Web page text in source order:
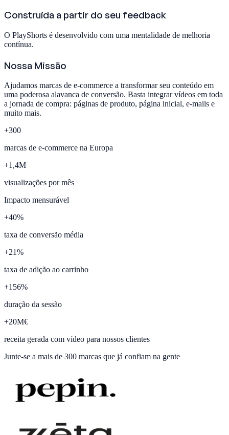
Construída a partir do seu feedback
O PlayShorts é desenvolvido com uma mentalidade de melhoria
contínua.
Nossa Missão
Ajudamos marcas de e-commerce a transformar seu conteúdo em
uma poderosa alavanca de conversão. Basta integrar vídeos em toda
a jornada de compra: páginas de produto, página inicial, e-mails e
muito mais.
+300
marcas de e-commerce na Europa
+1,4M
visualizações por mês
Impacto mensurável
+40%
taxa de conversão média
+21%
taxa de adição ao carrinho
+156%
duração da sessão
+20M€
receita gerada com vídeo para nossos clientes
Junte-se a mais de 300 marcas que já confiam na gente